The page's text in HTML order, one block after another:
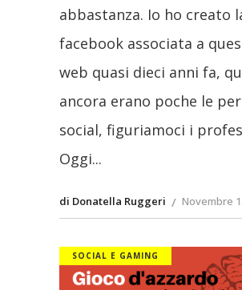
abbastanza. Io ho creato
facebook associata a
web quasi dieci anni fa,
ancora erano poche le
social, figuriamoci i
Oggi
di Donatella Ruggeri Novembre
SOCIAL E GAMING